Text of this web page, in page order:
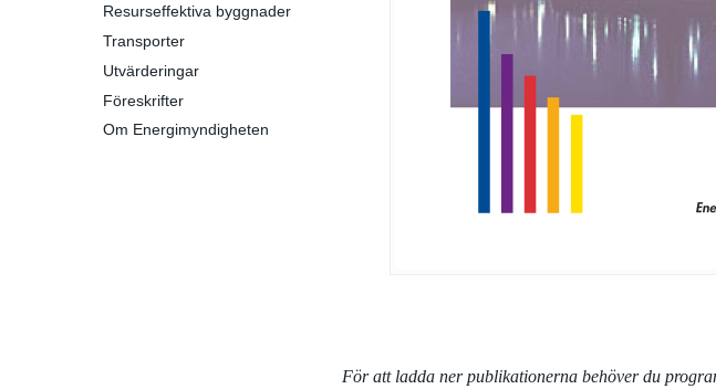
Resurseffektiva byggnader
Transporter
Utvärderingar
Föreskrifter
Om Energimyndigheten
För att ladda ner publikationerna behöver du